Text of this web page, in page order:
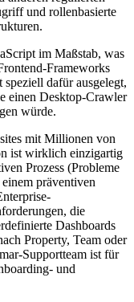
und rollenbasierte
im Maßstab, was
Frameworks
dafür ausgelegt,
einen Desktop-Crawler
würde.
mit Millionen von
ist wirklich einzigartig
Prozess (Probleme
präventiven
die
Dashboards
Property, Team oder
Supportteam ist für
und